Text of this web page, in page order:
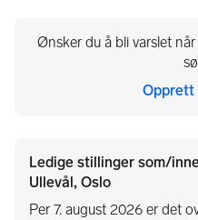
Ønsker du å bli varslet
Opprett
Ledige stillinger som/
Ullevål, Oslo
Per 7. august 2026 er det